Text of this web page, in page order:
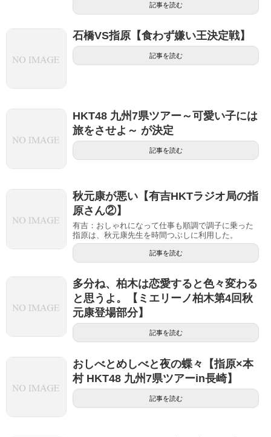
記事を読む
石橋VS指原【食わず嫌い王決定戦】
記事を読む
HKT48 九州7県ツアー～可愛い子には
旅をさせよ～ が決定
記事を読む
秋元康が悪い【有吉HKTラジオ局の指
原さん②】
有吉：おしゃれになって仕事も順調で調子に乗った
指原は、秋元康先生を時間つぶしに利用した。
記事を読む
多分ね、柏木は恋愛すると色々変わる
と思うよ。【ミエリーノ柏木第4回秋
元康登場部分】
記事を読む
おしべとめしべと夜の蝶々【指原×本
村 HKT48 九州7県ツアーin長崎】
記事を読む